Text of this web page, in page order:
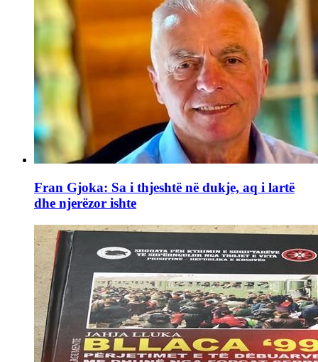
Fran Gjoka: Sa i thjeshtë në dukje, aq i lartë
dhe njerëzor ishte